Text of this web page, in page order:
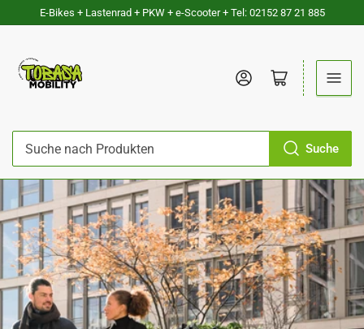
E-Bikes + Lastenrad + PKW + e-Scooter + Tel: 02152 87 21 885
Suche
nach
Produkten
Suche
AnmeldenMini-Warenkorb öffnen